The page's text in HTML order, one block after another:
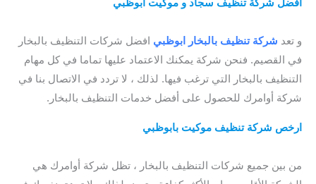
افضل شركة تنظيف سجاد و موكيت ابوظبي
و تعد شركة تنظيف بالبخار ابوظبي افضل شركات التنظيف بالبخار
في القصيم. فنحن شركة يمكنك الاعتماد عليها تماما في كل مهام
التنظيف بالبخار التي ترغب فيها. لذلك ، لا تردد في الاتصال بنا في
شركة أوامرك للحصول على أفضل خدمات التنظيف بالبخار.
ارخص شركة تنظيف موكيت بابوظبي
من بين جميع شركات التنظيف بالبخار ، تظل شركة أوامرك هي